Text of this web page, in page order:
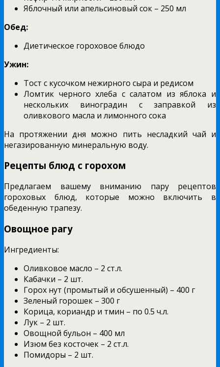
Яблочный или апельсиновый сок – 250 мл
Обед:
Диетическое гороховое блюдо
Ужин:
Тост с кусочком нежирного сыра и редисом
Ломтик черного хлеба с салатом из яблока и
нескольких виноградин с заправкой из
оливкового масла и лимонного сока
На протяжении дня можно пить несладкий чай и
негазированную минеральную воду.
Рецепты блюд с горохом
Предлагаем вашему вниманию пару рецептов
гороховых блюд, которые можно включить в
обеденную трапезу.
Овощное рагу
Ингредиенты:
Оливковое масло – 2 ст.л.
Кабачки – 2 шт.
Горох нут (промытый и обсушенный) – 400 г
Зеленый горошек – 300 г
Корица, кориандр и тмин – по 0.5 ч.л.
Лук – 2 шт.
Овощной бульон – 400 мл
Изюм без косточек – 2 ст.л.
Помидоры – 2 шт.